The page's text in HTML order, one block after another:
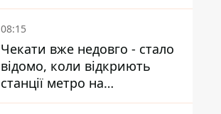
08:15
Чекати вже недовго - стало
відомо, коли відкриють
станції метро на
Виноградарі